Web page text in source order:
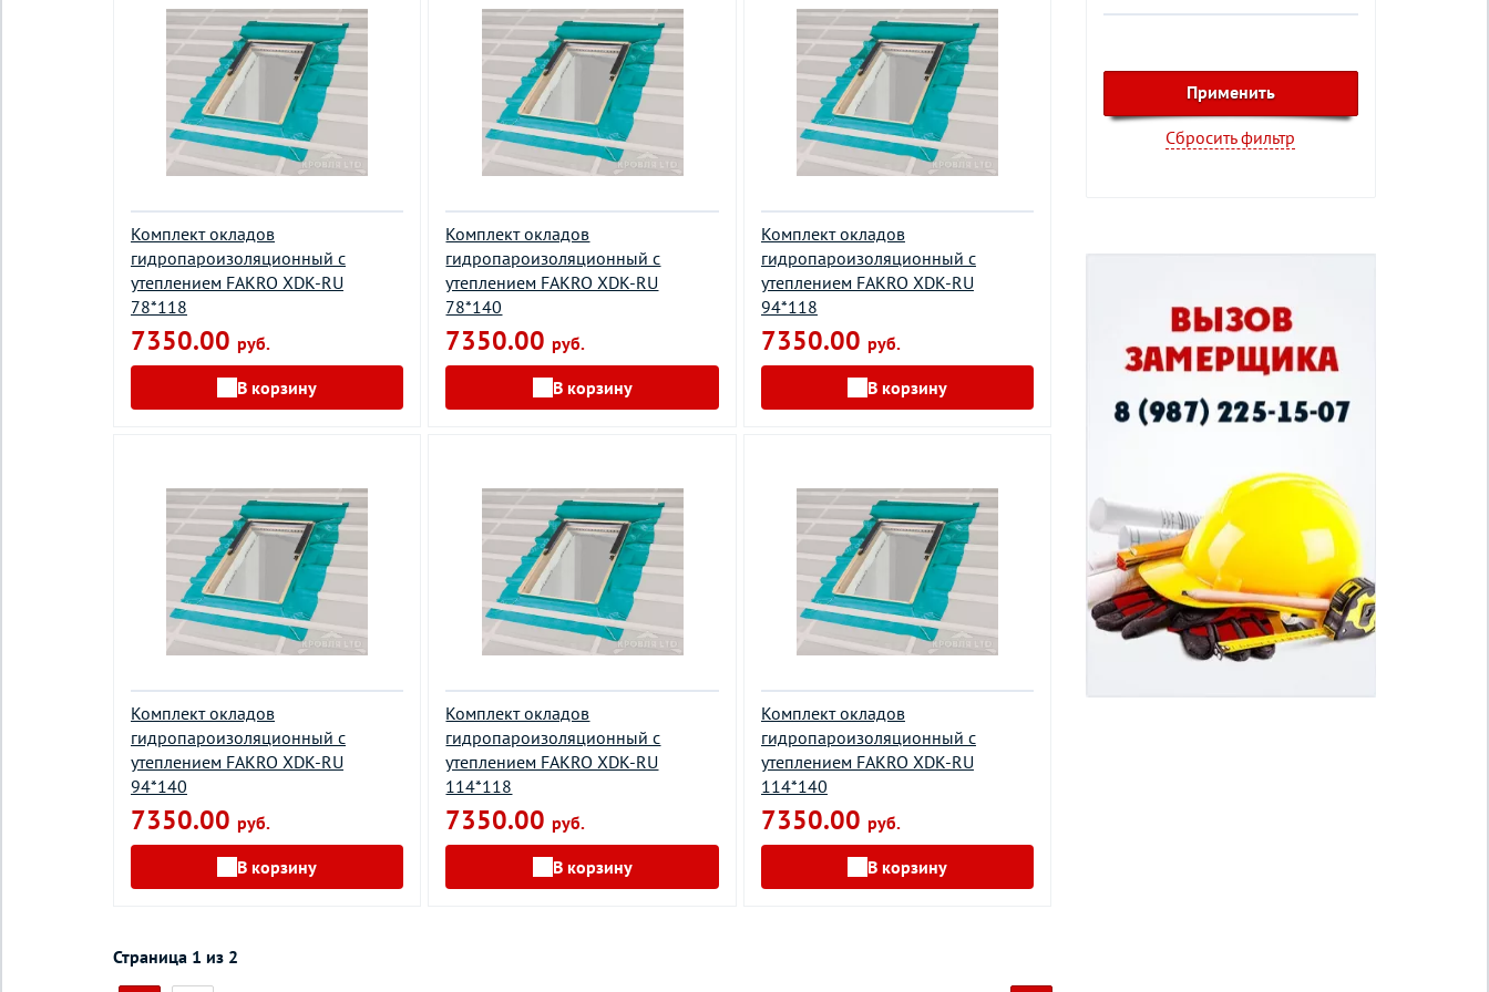
Сбросить фильтр
Комплект окладов
гидропароизоляционный c
утеплением FAKRO XDK-RU
78*118
7350.00 руб.
В корзину
Комплект окладов
гидропароизоляционный c
утеплением FAKRO XDK-RU
78*140
7350.00руб.
В корзину
Комплект окладов
гидропароизоляционный c
утеплением FAKRO XDK-RU
94*118
7350.00 руб.
В корзину
Комплект окладов
гидропароизоляционный c
утеплением FAKRO XDK-RU
94*140
7350.00 руб.
В корзину
Комплект окладов
гидропароизоляционный c
утеплением FAKRO XDK-RU
114*118
7350.00руб.
В корзину
Комплект окладов
гидропароизоляционный c
утеплением FAKRO XDK-RU
114*140
7350.00 руб.
В корзину
Страница 1 из 2